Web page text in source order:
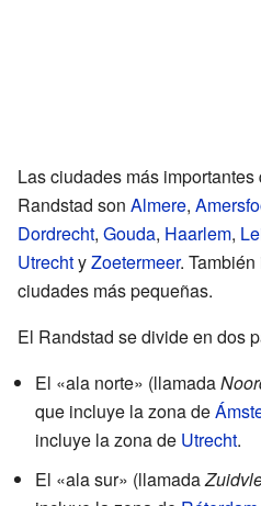
Las ciudades más
Randstad son Almere,
Dordrecht, Gouda, Haarlem,
UtrechtyZoetermeer.
ciudades más pequeñas.
El Randstad se divide en dos
El «ala norte» (llamada
que incluye la zona de
incluye la zona de Utrecht.
El «ala sur» (llamada